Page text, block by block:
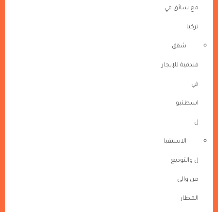
مع سائق في
تركيا
شقق
فندقية للإيجار
في
اسطنبو
ل
الاستقبا
ل والتوديع
من والى
المطار